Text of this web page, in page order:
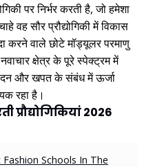
पर निर्भर करती है, जो हमेशा
वह सौर प्रौद्योगिकी में विकास
करने वाले छोटे मॉड्यूलर परमाणु
नवाचार क्षेत्र के पूरे स्पेक्ट्रम में
और खपत के संबंध में ऊर्जा
रहा है।
प्रौद्योगिकियां 2026
Schools In The